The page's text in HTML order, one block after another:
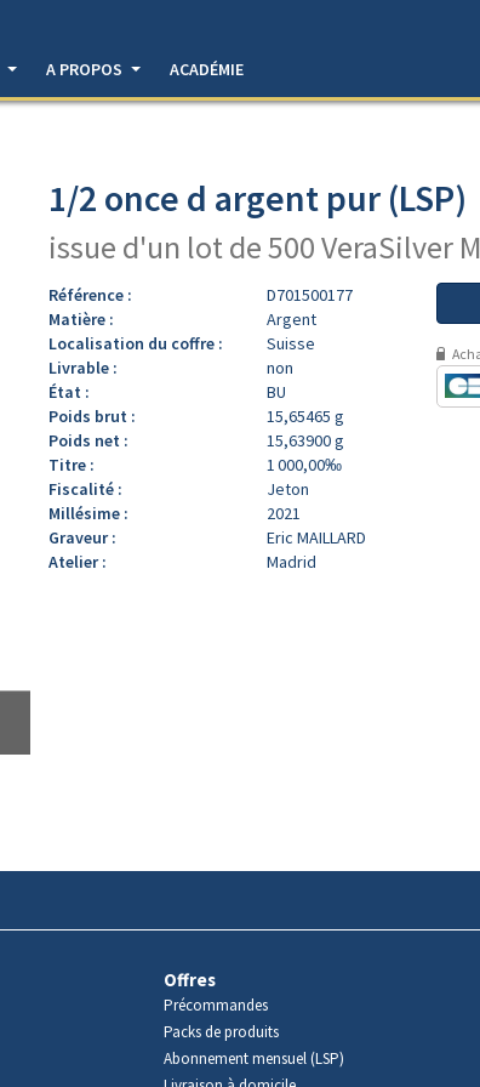
A PROPOS ACADÉMIE
1/2 once d argent pur (LSP)
issue d'un lot de 500 VeraSilver
Référence :
D701500177
Matière :
Argent
Localisation du coffre :
Suisse
Livrable :
non
État :
BU
Poids brut :
15,65465 g
Poids net :
15,63900 g
Titre :
1 000,00‰
Fiscalité :
Jeton
Millésime :
2021
Graveur :
Eric MAILLARD
Atelier :
Madrid
Offres
Précommandes
Packs de produits
Abonnement mensuel (LSP)